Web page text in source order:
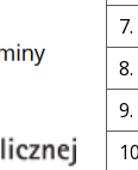
7.
8.
9.